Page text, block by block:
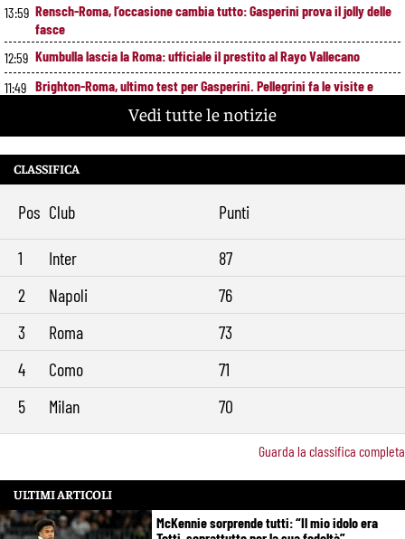
13:59 Rensch-Roma, l’occasione cambia tutto: Gasperini prova il jolly delle
fasce
12:59 Kumbulla lascia la Roma: ufficiale il prestito al Rayo Vallecano
11:49 Brighton-Roma, ultimo test per Gasperini. Pellegrini fa le visite e
10:41
9:32
Mercato Roma, Gasperini aspetta ancora il suo trequartista: Nusa
Vedi tutte le notizie
CLASSIFICA
Pos Club Punti
1 Inter
87
2
Napoli
76
3
Roma
73
4
Como
71
5
Milan 70
Guarda la classifica completa
ULTIMI ARTICOLI
McKennie sorprende tutti: “Il mio idolo era